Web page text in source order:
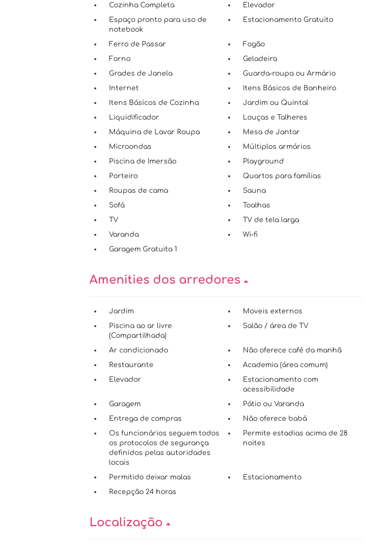
Cozinha Completa
Elevador
Espaço pronto para uso de
notebook
Estacionamento Gratuito
Ferro de Passar
Fogão
Forno
Geladeira
Grades de Janela
Guarda-roupa ou Armário
Internet
Itens Básicos de Banheiro
Itens Básicos de Cozinha
Jardim ou Quintal
Liquidificador
Louças e Talheres
Máquina de Lavar Roupa
Mesa de Jantar
Microondas
Múltiplos armários
Piscina de Imersão
Playground
Porteiro
Quartos para famílias
Roupas de cama
Sauna
Sofá
Toalhas
TV
TV de tela larga
Varanda
Wi-fi
Garagem Gratuita 1
Amenities dos arredores
Jardim
Moveis externos
Piscina ao ar livre
(Compartilhada)
Salão / área de TV
Ar condicionado
Não oferece café da manhã
Restaurante
Academia (área comum)
Elevador
Estacionamento com
acessibilidade
Garagem
Pátio ou Varanda
Entrega de compras
Não oferece babá
Os funcionários seguem todos
os protocolos de segurança
definidos pelas autoridades
locais
Permite estadias acima de 28
noites
Permitido deixar malas
Estacionamento
Recepção 24 horas
Localização